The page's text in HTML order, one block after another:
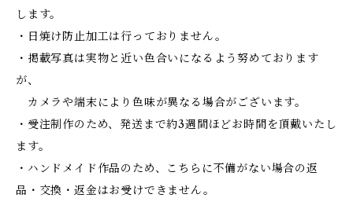
します。
・日焼け防止加工は行っておりません。
・掲載写真は実物と近い色合いになるよう努めております
が、
カメラや端末により色味が異なる場合がございます。
・受注制作のため、発送まで約3週間ほどお時間を頂戴いたし
ます。
・ハンドメイド作品のため、こちらに不備がない場合の返
品・交換・返金はお受けできません。